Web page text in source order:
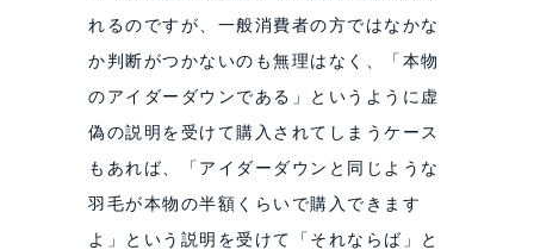
れるのですが、一般消費者の方ではなかな
か判断がつかないのも無理はなく、「本物
のアイダーダウンである」というように虚
偽の説明を受けて購入されてしまうケース
もあれば、「アイダーダウンと同じような
羽毛が本物の半額くらいで購入できます
よ」という説明を受けて「それならば」と